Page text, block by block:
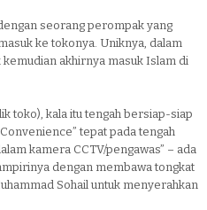
seorang perompak yang
ke tokonya. Uniknya, dalam
akhirnya masuk Islam di
toko), kala itu tengah bersiap-siap
tepat pada tengah
kamera CCTV/pengawas” – ada
dengan membawa tongkat
Sohail untuk menyerahkan